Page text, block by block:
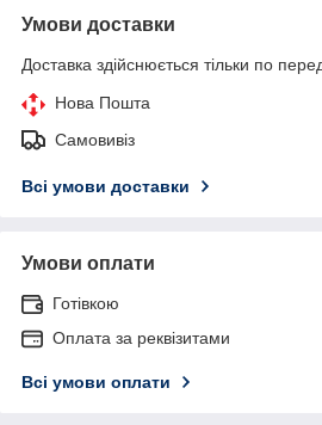
Умови доставки
Доставка здійснюється тільки по
Нова Пошта
Самовивіз
Всі умови доставки
Умови оплати
Готівкою
Оплата за реквізитами
Всі умови оплати